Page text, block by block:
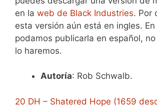
en la web de Black Industries. Por
esta versión aún está en ingles.
podamos publicarla en español,
lo haremos.
Autoría: Rob Schwalb.
20 DH – Shatered Hope (1659